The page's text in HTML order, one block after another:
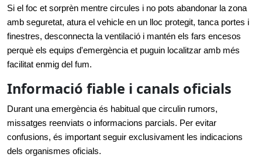
Si el foc et sorprèn mentre circules i no pots abandonar la zona
amb seguretat, atura el vehicle en un lloc protegit, tanca portes i
finestres, desconnecta la ventilació i mantén els fars encesos
perquè els equips d'emergència et puguin localitzar amb més
facilitat enmig del fum.
Informació fiable i canals oficials
Durant una emergència és habitual que circulin rumors,
missatges reenviats o informacions parcials. Per evitar
confusions, és important seguir exclusivament les indicacions
dels organismes oficials.